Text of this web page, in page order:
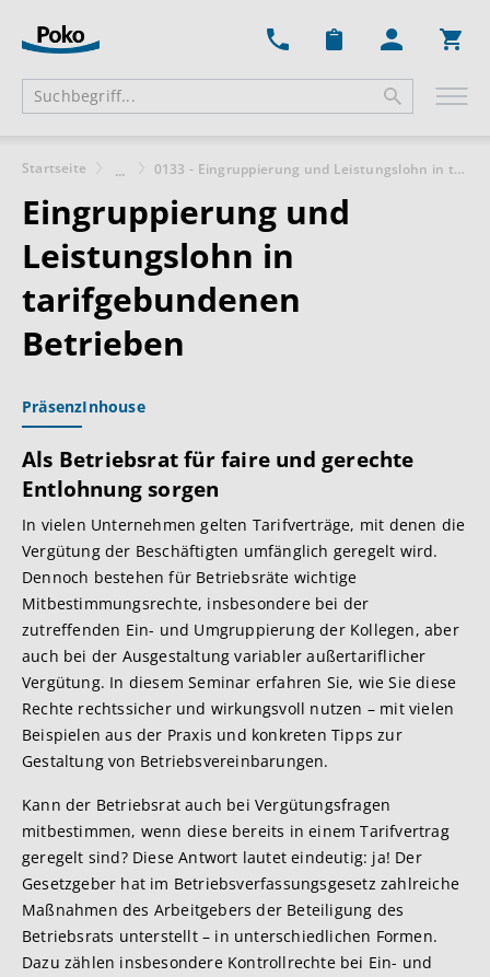
Startseite ... 0133 - Eingruppierung und Leistungslohn in tarifgebundenen Betrieben
Eingruppierung und
Leistungslohn in
tarifgebundenen
Betrieben
PräsenzInhouse
Als Betriebsrat für faire und gerechte
Entlohnung sorgen
In vielen Unternehmen gelten Tarifverträge, mit denen die
Vergütung der Beschäftigten umfänglich geregelt wird.
Dennoch bestehen für Betriebsräte wichtige
Mitbestimmungsrechte, insbesondere bei der
zutreffenden Ein- und Umgruppierung der Kollegen, aber
auch bei der Ausgestaltung variabler außertariflicher
Vergütung. In diesem Seminar erfahren Sie, wie Sie diese
Rechte rechtssicher und wirkungsvoll nutzen – mit vielen
Beispielen aus der Praxis und konkreten Tipps zur
Gestaltung von Betriebsvereinbarungen.
Kann der Betriebsrat auch bei Vergütungsfragen
mitbestimmen, wenn diese bereits in einem Tarifvertrag
geregelt sind? Diese Antwort lautet eindeutig: ja! Der
Gesetzgeber hat im Betriebsverfassungsgesetz zahlreiche
Maßnahmen des Arbeitgebers der Beteiligung des
Betriebsrats unterstellt – in unterschiedlichen Formen.
Dazu zählen insbesondere Kontrollrechte bei Ein- und